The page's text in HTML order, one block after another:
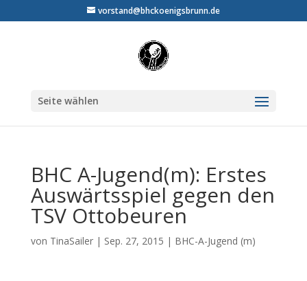
vorstand@bhckoenigsbrunn.de
Seite wählen
BHC A-Jugend(m): Erstes
Auswärtsspiel gegen den
TSV Ottobeuren
von TinaSailer| Sep. 27, 2015 | BHC-A-Jugend (m)